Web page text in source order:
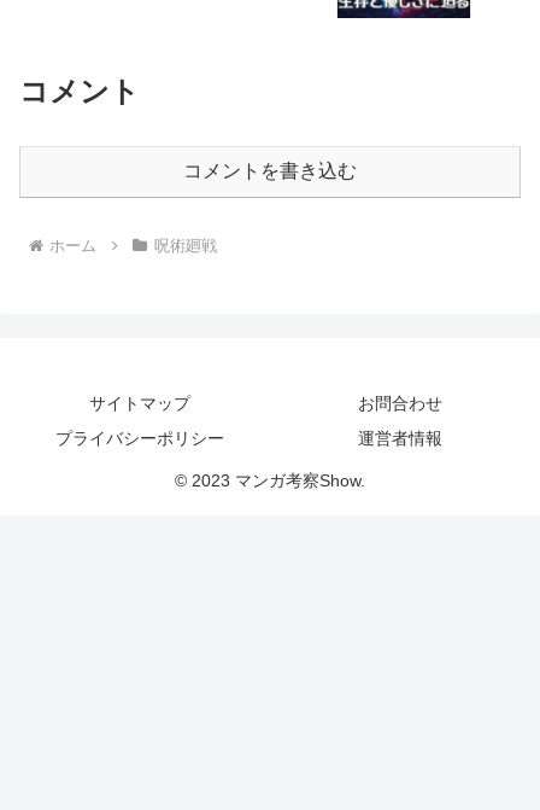
コメント
コメントを書き込む
ホーム 呪術廻戦
サイトマップ
お問合わせ
プライバシーポリシー
運営者情報
© 2023 マンガ考察Show.